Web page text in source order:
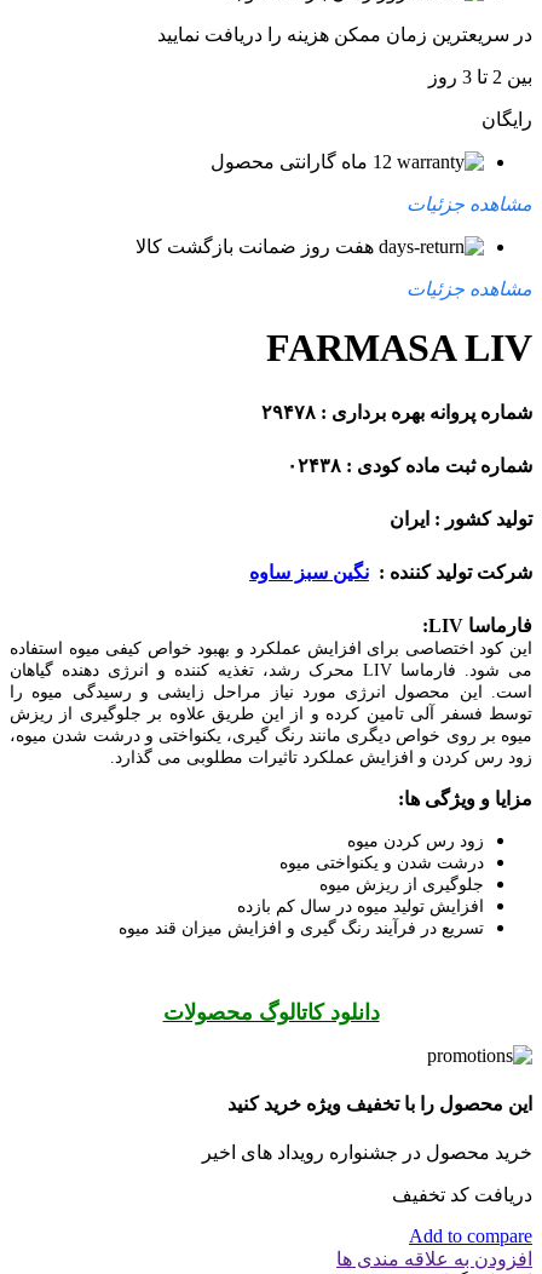
در سریعترین زمان ممکن هزینه را دریافت نمایید
بین 2 تا 3 روز
رایگان
12 ماه گارانتی محصول
مشاهده جزئیات
هفت روز ضمانت بازگشت کالا
مشاهده جزئیات
FARMASA LIV
شماره پروانه بهره برداری : ۲۹۴۷۸
شماره ثبت ماده کودی : ۰۲۴۳۸
تولید کشور : ایران
شرکت تولید کننده : نگین سبز ساوه
فارماسا LIV:
این کود اختصاصی برای افزایش عملکرد و بهبود خواص کیفی میوه استفاده
می شود. فارماسا LIV محرک رشد، تغذیه کننده و انرژی دهنده گیاهان
است. این محصول انرژی مورد نیاز مراحل زایشی و رسیدگی میوه را
توسط فسفر آلی تامین کرده و از این طریق علاوه بر جلوگیری از ریزش
میوه بر روی خواص دیگری مانند رنگ گیری، یکنواختی و درشت شدن میوه،
زود رس کردن و افزایش عملکرد تاثیرات مطلوبی می گذارد.
مزایا و ویژگی ها:
زود رس کردن میوه
درشت شدن و یکنواختی میوه
جلوگیری از ریزش میوه
افزایش تولید میوه در سال کم بازده
تسریع در فرآیند رنگ گیری و افزایش میزان قند میوه
دانلود کاتالوگ محصولات
این محصول را با تخفیف ویژه خرید کنید
خرید محصول در جشنواره رویداد های اخیر
دریافت کد تخفیف
Add to compare
افزودن به علاقه مندی ها